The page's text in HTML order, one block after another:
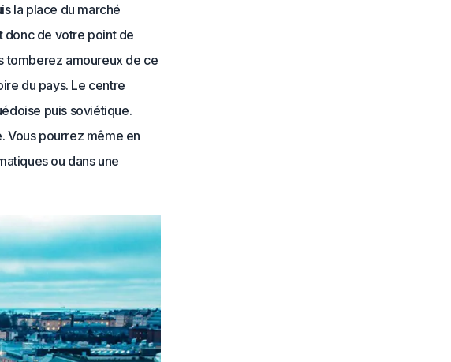
la place du marché
donc de votre point de
tomberez amoureux de ce
du pays. Le centre
puis soviétique.
Vous pourrez même en
ou dans une